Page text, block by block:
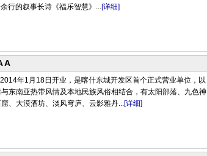
行的叙事长诗《福乐智慧》...[详细]
年1月18日开业，是喀什东城开发区首个正式营业单位，以
东南亚热带风情及本地民族风俗相结合，有太阳部落、九色神
、大漠酒坊、淡风穹庐、云影雅丹...[详细]